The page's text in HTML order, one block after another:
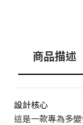
商品描述
設計核心
這是一款專為多